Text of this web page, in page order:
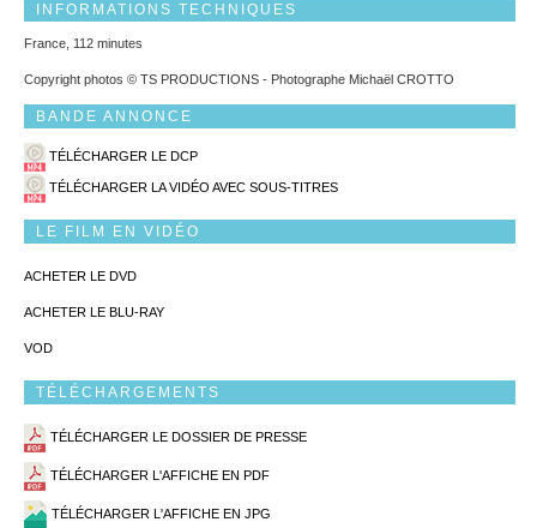
INFORMATIONS TECHNIQUES
France, 112 minutes
Copyright photos © TS PRODUCTIONS - Photographe Michaël CROTTO
BANDE ANNONCE
TÉLÉCHARGER LE DCP
TÉLÉCHARGER LA VIDÉO AVEC SOUS-TITRES
LE FILM EN VIDÉO
ACHETER LE DVD
ACHETER LE BLU-RAY
VOD
TÉLÉCHARGEMENTS
TÉLÉCHARGER LE DOSSIER DE PRESSE
TÉLÉCHARGER L'AFFICHE EN PDF
TÉLÉCHARGER L'AFFICHE EN JPG